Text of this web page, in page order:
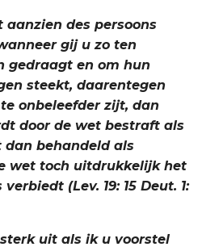
des persoons
gij u zo ten
gedraagt en om hun
steekt, daarentegen
onbeleefder zijt, dan
door de wet bestraft als
dan behandeld als
wet toch uitdrukkelijk het
(Lev. 19: 15 Deut. 1:
uit als ik u voorstel